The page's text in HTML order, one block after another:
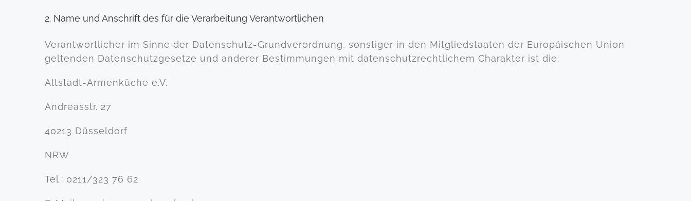
2. Name und Anschrift des für die Verarbeitung Verantwortlichen
Verantwortlicher im Sinne der Datenschutz-Grundverordnung, sonstiger in den Mitgliedstaaten der Europäischen Union
geltenden Datenschutzgesetze und anderer Bestimmungen mit datenschutzrechtlichem Charakter ist die:
Altstadt-Armenküche e.V.
Andreasstr. 27
40213 Düsseldorf
NRW
Tel.: 0211/323 76 62